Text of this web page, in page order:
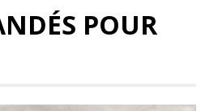
POUR